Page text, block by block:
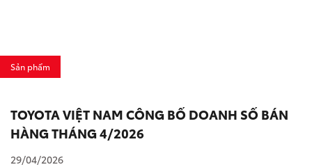
Sản phẩm
TOYOTA VIỆT NAM CÔNG BỐ DOANH SỐ BÁN
HÀNG THÁNG 4/2026
29/04/2026